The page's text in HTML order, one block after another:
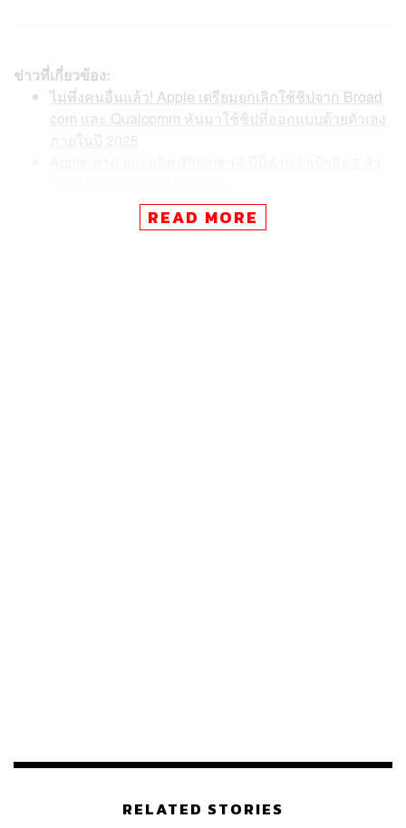
ข่าวที่เกี่ยวข้อง:
ไม่พึ่งคนอื่นแล้ว! Apple เตรียมยกเลิกใช้ชิปจาก Broad
com และ Qualcomm หันมาใช้ชิปที่ออกแบบด้วยตัวเอง
ภายในปี 2025
แม้ของใหม่ยังไม่ทันได้ซื้อ แต่ ‘ข่าวลือ’ มาอีกแล้ว Appl
e อาจเข็น MacBook Pro ที่มีชิป M2 Max และเปิดตัว M
สถานการณ์ดังกล่าวกล่าวว่า Mac หน้าจอสัมผัสเครื่องแรกมี
READ MORE
RELATED STORIES